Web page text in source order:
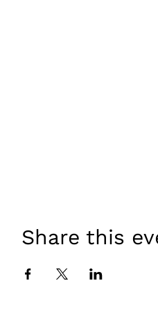
Share this